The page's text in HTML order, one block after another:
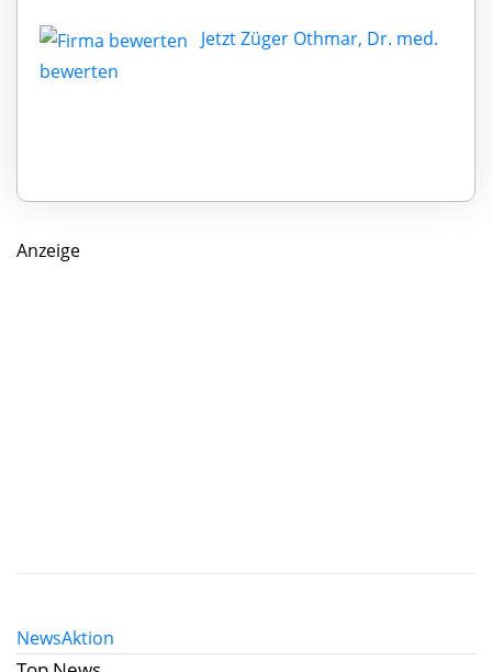
Jetzt Züger Othmar, Dr. med.
bewerten
Anzeige
NewsAktion